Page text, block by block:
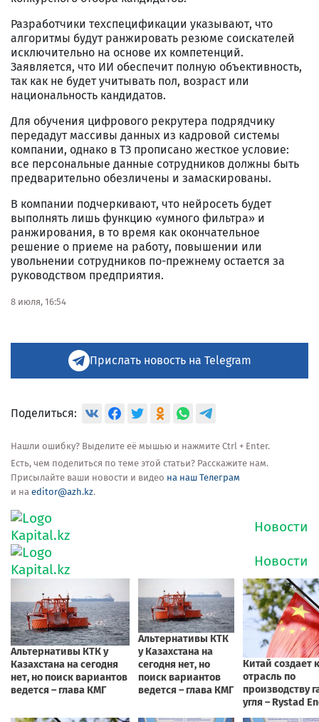
Разработчики техспецификации указывают, что
алгоритмы будут ранжировать резюме соискателей
исключительно на основе их компетенций.
Заявляется, что ИИ обеспечит полную объективность,
так как не будет учитывать пол, возраст или
национальность кандидатов.
Для обучения цифрового рекрутера подрядчику
передадут массивы данных из кадровой системы
компании, однако в ТЗ прописано жесткое условие:
все персональные данные сотрудников должны быть
предварительно обезличены и замаскированы.
В компании подчеркивают, что нейросеть будет
выполнять лишь функцию «умного фильтра» и
ранжирования, в то время как окончательное
решение о приеме на работу, повышении или
увольнении сотрудников по-прежнему остается за
руководством предприятия.
8 июля, 16:54
Прислать новость на Telegram
Поделиться:
Нашли ошибку? Выделите её мышью и нажмите Ctrl + Enter.
Есть, чем поделиться по теме этой статьи? Расскажите нам.
Присылайте ваши новости и видео на наш Телеграм
и на editor@azh.kz.